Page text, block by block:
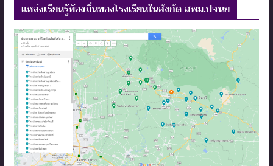
แหล่งเรียนรู้ท้องถิ่นของโรงเรียนในสังกัด สพม.ปจนย